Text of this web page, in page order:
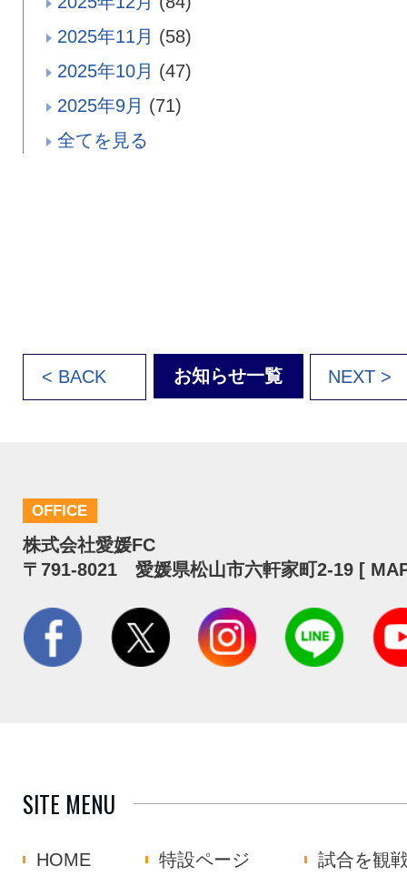
2025年11月 (58)
2025年10月 (47)
2025年9月 (71)
全てを見る
< BACK お知らせ一覧 NEXT >
OFFICE
株式会社愛媛FC
〒791-8021 愛媛県松山市六軒家町2-19 [
SITE MENU
HOME 特設ページ
試合を観